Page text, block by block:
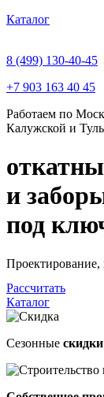
Каталог
8 (499) 130-40-45
+7 903 163 40 45
Работаем по
Калужской и
и
под
Проектирование,
Рассчитать
Каталог
Сезонные скидки